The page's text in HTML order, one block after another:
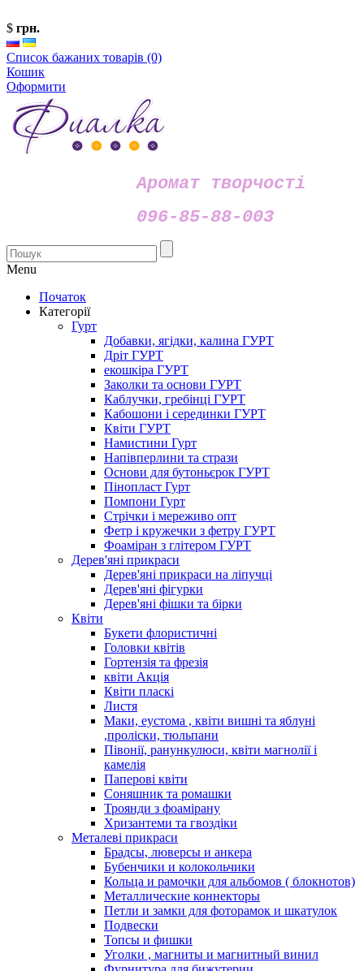
$ грн.
Список бажаних товарів (0)
Кошик
Оформити
Аромат творчості
096-85-88-003
Menu
Початок
Категорії
Гурт
Добавки, ягідки, калина ГУРТ
Дріт ГУРТ
екошкіра ГУРТ
Заколки та основи ГУРТ
Каблучки, гребінці ГУРТ
Кабошони і серединки ГУРТ
Квіти ГУРТ
Намистини Гурт
Напівперлини та стрази
Основи для бутоньєрок ГУРТ
Пінопласт Гурт
Помпони Гурт
Стрічки і мереживо опт
Фетр і кружечки з фетру ГУРТ
Фоаміран з глітером ГУРТ
Дерев'яні прикраси
Дерев'яні прикраси на ліпучці
Дерев'яні фігурки
Дерев'яні фішки та бірки
Квіти
Букети флористичні
Головки квітів
Гортензія та фрезія
квіти Акція
Квіти пласкі
Листя
Маки, еустома , квіти вишні та яблуні
,проліски, тюльпани
Півонії, ранункулюси, квіти магнолії і
камелія
Паперові квіти
Соняшник та ромашки
Троянди з фоамірану
Хризантеми та гвоздіки
Металеві прикраси
Брадсы, люверсы и анкера
Бубенчики и колокольчики
Кольца и рамочки для альбомов ( блокнотов)
Металлические коннекторы
Петли и замки для фоторамок и шкатулок
Подвески
Топсы и фишки
Уголки , магниты и магнитный винил